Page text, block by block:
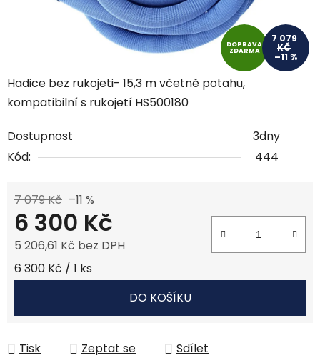
Hadice bez rukojeti- 15,3 m včetně potahu,
kompatibilní s rukojetí HS500180
Dostupnost
3dny
Kód:
444
7 079 Kč –11 %
6 300 Kč
5 206,61 Kč bez DPH
Měrná cena:
6 300 Kč / 1 ks
DO KOŠÍKU
Tisk Zeptat se Sdílet
DOPRAVA
ZDARMA
7 079
KČ
–11 %